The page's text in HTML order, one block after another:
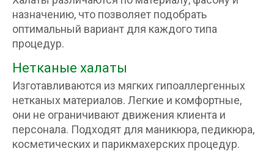
назначению, что позволяет подобрать
оптимальный вариант для каждого типа
процедур.
Нетканые халаты
Изготавливаются из мягких гипоаллергенных
нетканых материалов. Легкие и комфортные,
они не ограничивают движения клиента и
персонала. Подходят для маникюра, педикюра,
косметических и парикмахерских процедур.